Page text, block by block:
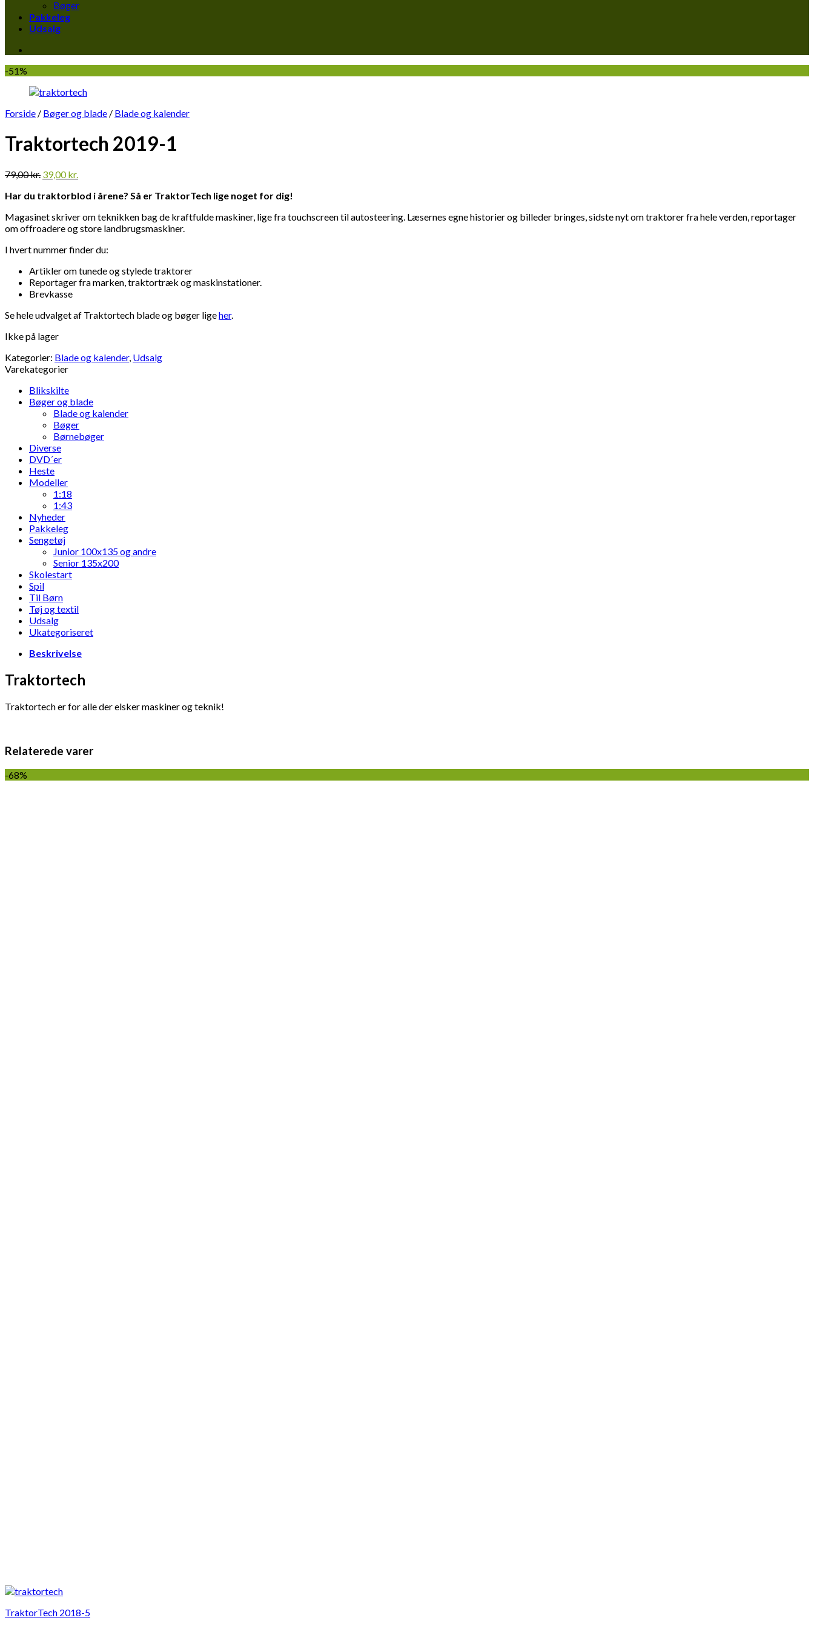
Bøger
Pakkeleg
Udsalg
-51%
Forside / Bøger og blade / Blade og kalender
Traktortech 2019-1
79,00kr. Den
pris
79,00 kr..
39,00kr.
pris
39,00 kr..
Har du traktorblod i årene? Så er TraktorTech lige noget for dig!
Magasinet skriver om teknikken bag de kraftfulde maskiner, lige fra touchscreen til autosteering. Læsernes egne historier og billeder bringes, sidste nyt om traktorer fra hele verden, reportager
om offroadere og store landbrugsmaskiner.
I hvert nummer finder du:
Artikler om tunede og stylede traktorer
Reportager fra marken, traktortræk og maskinstationer.
Brevkasse
Se hele udvalget af Traktortech blade og bøger ligeher.
Ikke på lager
Kategorier: Blade og kalender, Udsalg
Varekategorier
Blikskilte
Bøger og blade
Blade og kalender
Bøger
Børnebøger
Diverse
DVD´er
Heste
Modeller
1:18
1:43
Nyheder
Pakkeleg
Sengetøj
Junior 100x135 og andre
Senior 135x200
Skolestart
Spil
Til Børn
Tøj og textil
Udsalg
Ukategoriseret
Beskrivelse
Traktortech
Traktortech er for alle der elsker maskiner og teknik!
Relaterede varer
-68%
TraktorTech 2018-5